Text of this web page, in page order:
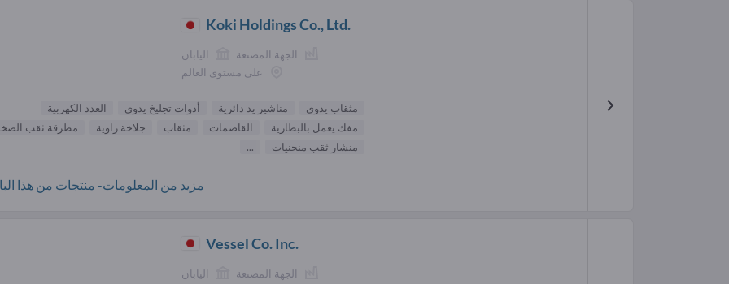
Koki Holdings Co., Ltd.
الجهة المصنعة
اليابان
على مستوى العالم
مثقاب يدوي مناشير يد دائرية أدوات تجليخ يدوي
العدد الكهربية
مفك يعمل بالبطارية
القاضمات مثقاب جلاخة زاوية
مطرقة ثقب
منشار ثقب منحنيات
...
مزيد من المعلومات- منتجات من هذا
Vessel Co. Inc.
الجهة المصنعة
اليابان